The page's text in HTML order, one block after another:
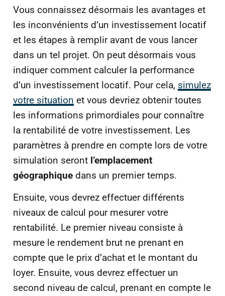
Vous connaissez désormais les avantages et
les inconvénients d’un investissement locatif
et les étapes à remplir avant de vous lancer
dans un tel projet. On peut désormais vous
indiquer comment calculer la performance
d’un investissement locatif. Pour cela, simulez
votre situation et vous devriez obtenir toutes
les informations primordiales pour connaître
la rentabilité de votre investissement. Les
paramètres à prendre en compte lors de votre
simulation seront l’emplacement
géographique dans un premier temps.
Ensuite, vous devrez effectuer différents
niveaux de calcul pour mesurer votre
rentabilité. Le premier niveau consiste à
mesure le rendement brut ne prenant en
compte que le prix d’achat et le montant du
loyer. Ensuite, vous devrez effectuer un
second niveau de calcul, prenant en compte le